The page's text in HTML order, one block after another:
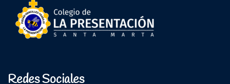
Redes Sociales